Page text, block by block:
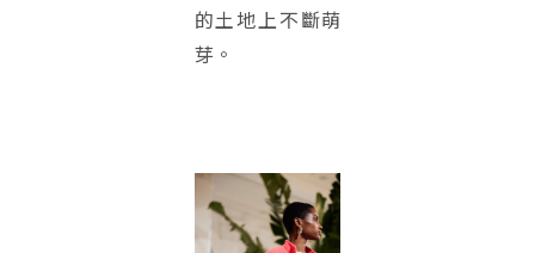
的土地上不斷萌
芽。